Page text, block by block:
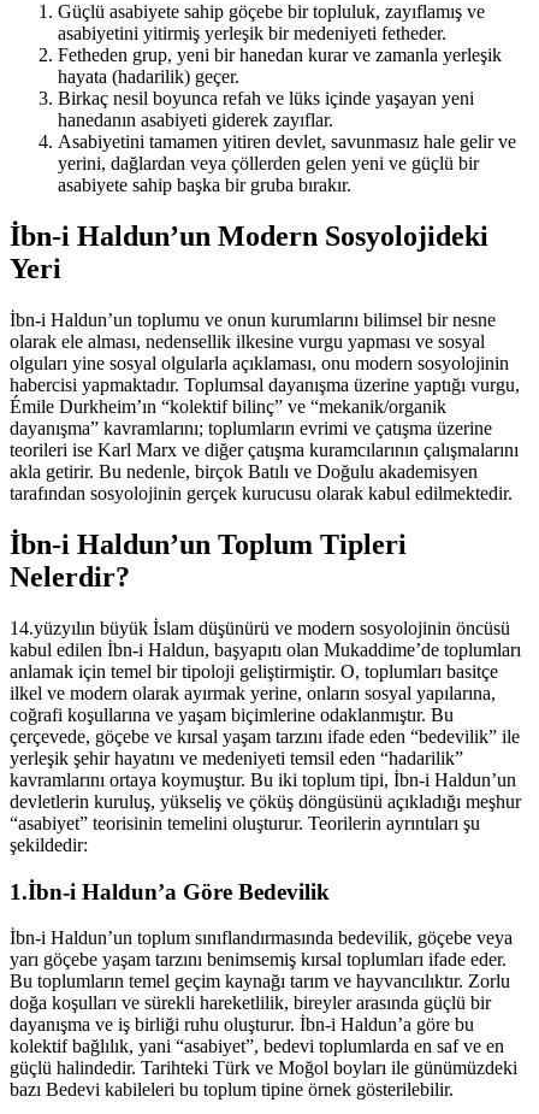
Güçlü asabiyete sahip göçebe bir topluluk, zayıflamış ve
asabiyetini yitirmiş yerleşik bir medeniyeti fetheder.
Fetheden grup, yeni bir hanedan kurar ve zamanla yerleşik
hayata (hadarilik) geçer.
Birkaç nesil boyunca refah ve lüks içinde yaşayan yeni
hanedanın asabiyeti giderek zayıflar.
Asabiyetini tamamen yitiren devlet, savunmasız hale gelir ve
yerini, dağlardan veya çöllerden gelen yeni ve güçlü bir
asabiyete sahip başka bir gruba bırakır.
İbn-i Haldun’un Modern Sosyolojideki
Yeri
İbn-i Haldun’un toplumu ve onun kurumlarını bilimsel bir nesne
olarak ele alması, nedensellik ilkesine vurgu yapması ve sosyal
olguları yine sosyal olgularla açıklaması, onu modern sosyolojinin
habercisi yapmaktadır. Toplumsal dayanışma üzerine yaptığı vurgu,
Émile Durkheim’ın “kolektif bilinç” ve “mekanik/organik
dayanışma” kavramlarını; toplumların evrimi ve çatışma üzerine
teorileri ise Karl Marx ve diğer çatışma kuramcılarının çalışmalarını
akla getirir. Bu nedenle, birçok Batılı ve Doğulu akademisyen
tarafından sosyolojinin gerçek kurucusu olarak kabul edilmektedir.
İbn-i Haldun’un Toplum Tipleri
Nelerdir?
14.yüzyılın büyük İslam düşünürü ve modern sosyolojinin öncüsü
kabul edilen İbn-i Haldun, başyapıtı olan Mukaddime’de toplumları
anlamak için temel bir tipoloji geliştirmiştir. O, toplumları basitçe
ilkel ve modern olarak ayırmak yerine, onların sosyal yapılarına,
coğrafi koşullarına ve yaşam biçimlerine odaklanmıştır. Bu
çerçevede, göçebe ve kırsal yaşam tarzını ifade eden “bedevilik” ile
yerleşik şehir hayatını ve medeniyeti temsil eden “hadarilik”
kavramlarını ortaya koymuştur. Bu iki toplum tipi, İbn-i Haldun’un
devletlerin kuruluş, yükseliş ve çöküş döngüsünü açıkladığı meşhur
“asabiyet” teorisinin temelini oluşturur. Teorilerin ayrıntıları şu
şekildedir:
1.İbn-i Haldun’a Göre Bedevilik
İbn-i Haldun’un toplum sınıflandırmasında bedevilik, göçebe veya
yarı göçebe yaşam tarzını benimsemiş kırsal toplumları ifade eder.
Bu toplumların temel geçim kaynağı tarım ve hayvancılıktır. Zorlu
doğa koşulları ve sürekli hareketlilik, bireyler arasında güçlü bir
dayanışma ve iş birliği ruhu oluşturur. İbn-i Haldun’a göre bu
kolektif bağlılık, yani “asabiyet”, bedevi toplumlarda en saf ve en
güçlü halindedir. Tarihteki Türk ve Moğol boyları ile günümüzdeki
bazı Bedevi kabileleri bu toplum tipine örnek gösterilebilir.